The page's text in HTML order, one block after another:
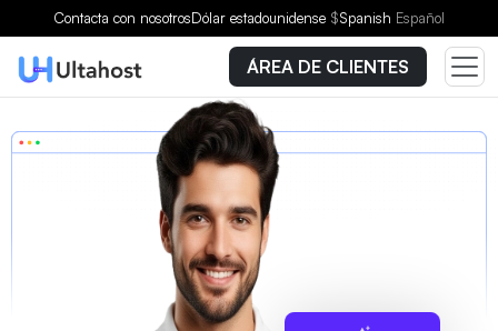
Contacta con nosotrosDólar estadounidense $Spanish Español
ÁREA DE CLIENTES